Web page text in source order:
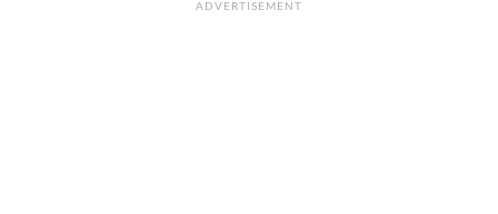
ADVERTISEMENT